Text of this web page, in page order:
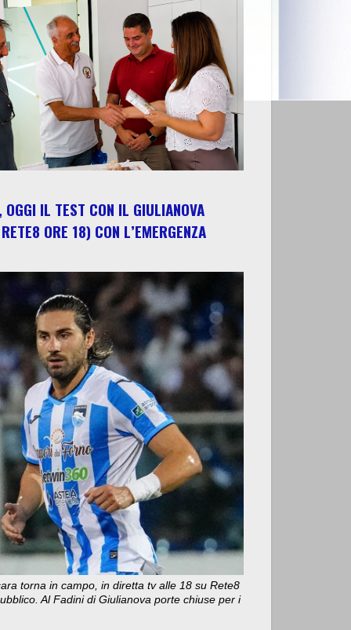
OGGI IL TEST CON IL GIULIANOVA
ORE 18) CON L’EMERGENZA
torna in campo, in diretta tv alle 18 su Rete8
Al Fadini di Giulianova porte chiuse per i